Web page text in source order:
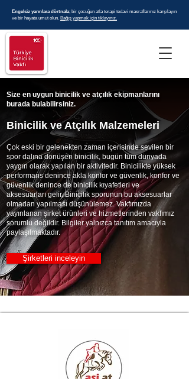
Engelsiz yarınlara dörtnala; bir çocuğun atla terapi tedavi masraflarınız karşılayın
ve bir hayata umut olun. Bağış yapmak için tıklayınız.
Size en uygun binicilik ve atçılık ekipmanlarını
burada bulabilirsiniz.
Binicilik ve Atçılık Malzemeleri
Çok eski bir gelenekten zaman içerisinde sevilen bir
spor dalına dönüşen binicilik, bugün tüm dünyada
yaygın olarak yapılan bir aktivitedir. Binicilikte yüksek
performans denince akla konfor ve güvenlik, konfor ve
güvenlik denince de binicilik kıyafetleri ve
aksesuarları gelir. Binicilik sporunun bu aksesuarlar
olmadan yapılması düşünülemez. Vakfımızda
yayınlanan şirket ürünleri ve hizmetlerinden vakfımız
sorumlu değildir. Bilgiler yalnızca tanıtım amacıyla
paylaşılmaktadır.
Şirketleri inceleyin